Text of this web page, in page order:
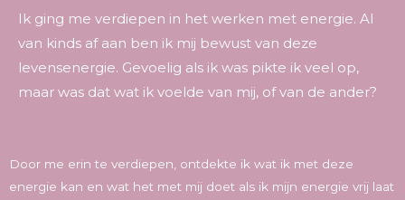
Ik ging me verdiepen in het werken met energie. Al
van kinds af aan ben ik mij bewust van deze
levensenergie. Gevoelig als ik was pikte ik veel op,
maar was dat wat ik voelde van mij, of van de ander?
Door me erin te verdiepen, ontdekte ik wat ik met deze
energie kan en wat het met mij doet als ik mijn energie vrij laat